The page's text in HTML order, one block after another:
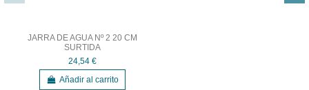
JARRA DE AGUA Nº 2 20 CM
SURTIDA
24,54 €
Añadir al carrito